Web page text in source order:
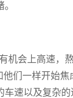
机会上高速，
们一样开始焦
速以及复杂